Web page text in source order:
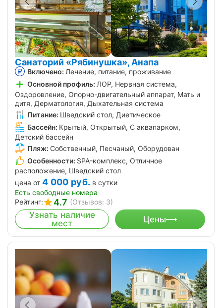
Санаторий «Рябинушка», Анапа
Включено: Лечение, питание, проживание
Основной профиль: ЛОР, Нервная система,
Оздоровление, Опорно-двигательный аппарат, Мать и
дитя, Дерматология, Дыхательная система
Питание: Шведский стол, Диетическое
Бассейн: Крытый, Открытый, С аквапарком,
Детский бассейн
Пляж: Собственный, Песчаный, Оборудован
Особенности: SPA-комплекс, Отличное
расположение, Шведский стол
цена от 4 000 руб. в сутки
Есть свободные номера
Рейтинг:
4.7 (Отзывов: 3)
Узнать наличие
мест
Цены